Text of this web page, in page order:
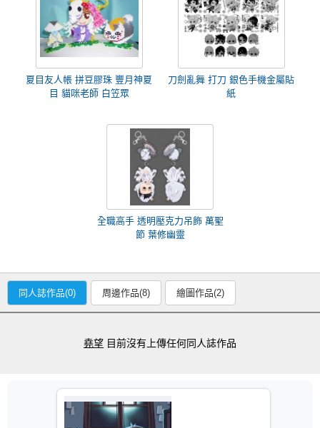
夏目友人帳 拼豆膠珠 豐月神夏
目 貓咪老師 白笠眾
刀劍亂舞 打刀 銀色手機金屬貼
紙
全職高手 透明壓克力吊飾 萬聖
節 葉修幽靈
同人誌作品(0) 周邊作品(8) 繪圖作品(2)
堯望 目前沒有上傳任何同人誌作品